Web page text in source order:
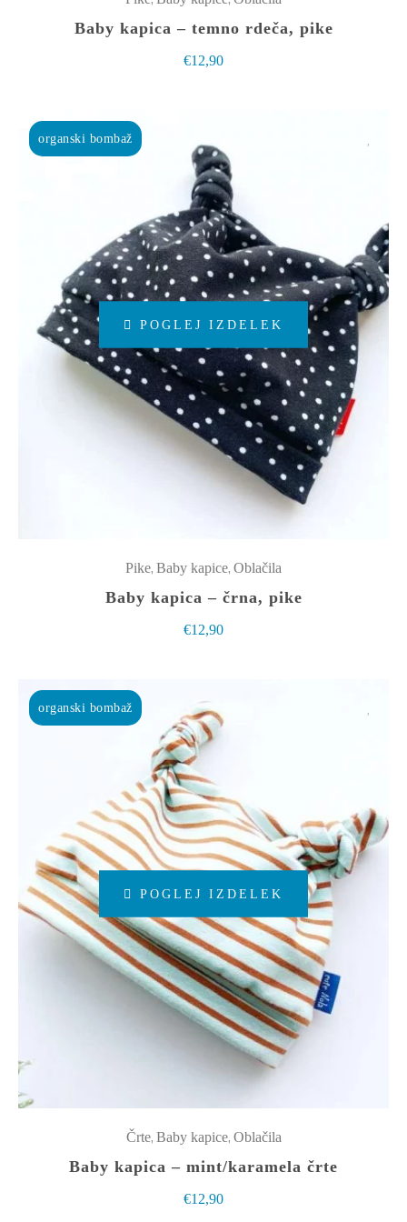
Baby kapica – temno rdeča, pike
€12,90
organski bombaž
POGLEJ IZDELEK
Ta
izdelek
ima
več
različic.
Možnosti
lahko
izberete
Pike, Baby kapice, Oblačila
Baby kapica – črna, pike
€12,90
organski bombaž
POGLEJ IZDELEK
Ta
izdelek
ima
več
različic.
Možnosti
Črte, Baby kapice, Oblačila
Baby kapica – mint/karamela črte
€12,90